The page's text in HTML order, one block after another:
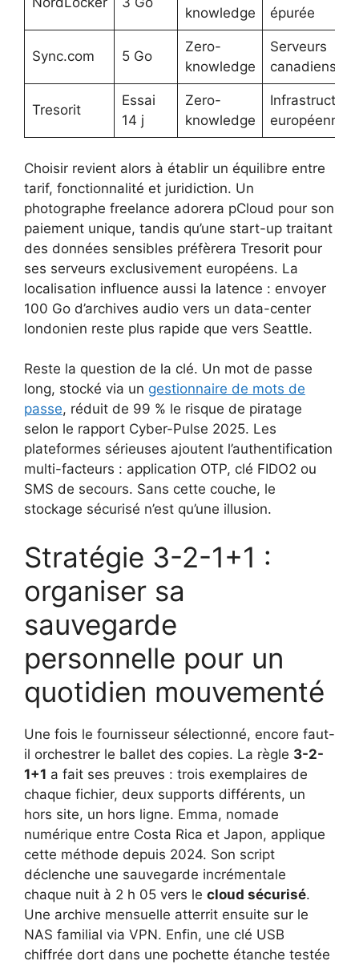
knowledge
épurée
Sync.com 5 Go
Zero-
knowledge
Serveurs
canadiens
Tresorit
Essai
14 j
Zero-
knowledge
Infrastructure
européenne
Choisir revient alors à établir un équilibre entre
tarif, fonctionnalité et juridiction. Un
photographe freelance adorera pCloud pour son
paiement unique, tandis qu’une start-up traitant
des données sensibles préfèrera Tresorit pour
ses serveurs exclusivement européens. La
localisation influence aussi la latence : envoyer
100 Go d’archives audio vers un data-center
londonien reste plus rapide que vers Seattle.
Reste la question de la clé. Un mot de passe
long, stocké via un gestionnaire de mots de
passe, réduit de 99 % le risque de piratage
selon le rapport Cyber-Pulse 2025. Les
plateformes sérieuses ajoutent l’authentification
multi-facteurs : application OTP, clé FIDO2 ou
SMS de secours. Sans cette couche, le
stockage sécurisé n’est qu’une illusion.
Stratégie 3-2-1+1 :
organiser sa
sauvegarde
personnelle pour un
quotidien mouvementé
Une fois le fournisseur sélectionné, encore faut-
il orchestrer le ballet des copies. La règle 3-2-
1+1 a fait ses preuves : trois exemplaires de
chaque fichier, deux supports différents, un
hors site, un hors ligne. Emma, nomade
numérique entre Costa Rica et Japon, applique
cette méthode depuis 2024. Son script
déclenche une sauvegarde incrémentale
chaque nuit à 2 h 05 vers le cloud sécurisé.
Une archive mensuelle atterrit ensuite sur le
NAS familial via VPN. Enfin, une clé USB
chiffrée dort dans une pochette étanche testée